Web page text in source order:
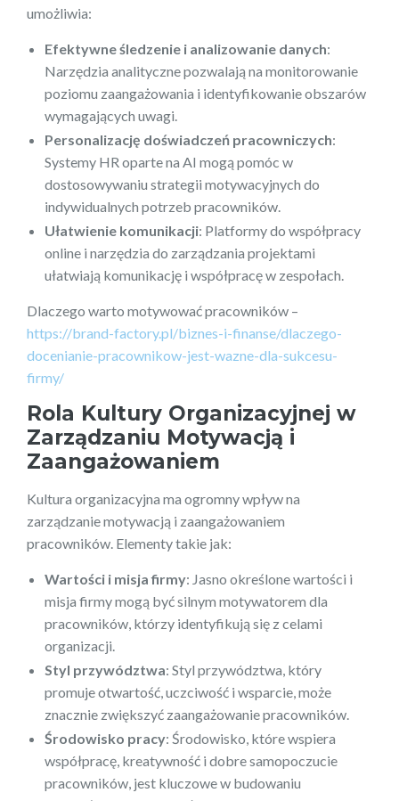
umożliwia:
Efektywne śledzenie i analizowanie danych:
Narzędzia analityczne pozwalają na monitorowanie
poziomu zaangażowania i identyfikowanie obszarów
wymagających uwagi.
Personalizację doświadczeń pracowniczych:
Systemy HR oparte na AI mogą pomóc w
dostosowywaniu strategii motywacyjnych do
indywidualnych potrzeb pracowników.
Ułatwienie komunikacji: Platformy do współpracy
online i narzędzia do zarządzania projektami
ułatwiają komunikację i współpracę w zespołach.
Dlaczego warto motywować pracowników –
https://brand-factory.pl/biznes-i-finanse/dlaczego-
docenianie-pracownikow-jest-wazne-dla-sukcesu-
firmy/
Rola Kultury Organizacyjnej w
Zarządzaniu Motywacją i
Zaangażowaniem
Kultura organizacyjna ma ogromny wpływ na
zarządzanie motywacją i zaangażowaniem
pracowników. Elementy takie jak:
Wartości i misja firmy: Jasno określone wartości i
misja firmy mogą być silnym motywatorem dla
pracowników, którzy identyfikują się z celami
organizacji.
Styl przywództwa: Styl przywództwa, który
promuje otwartość, uczciwość i wsparcie, może
znacznie zwiększyć zaangażowanie pracowników.
Środowisko pracy: Środowisko, które wspiera
współpracę, kreatywność i dobre samopoczucie
pracowników, jest kluczowe w budowaniu